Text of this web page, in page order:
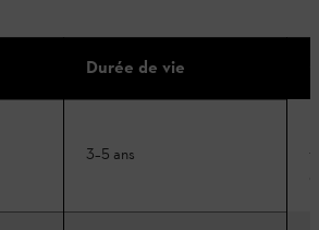
Durée de vie
3–5 ans